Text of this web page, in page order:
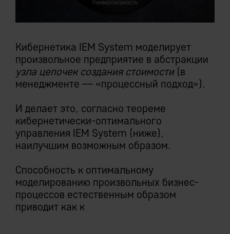
Кибернетика IEM System моделирует
произвольное предприятие в абстракции
узла цепочек создания стоимости(в
менеджменте — «процессный подход»).
И делает это, согласно теореме
кибернетически-оптимального
управления IEM System (ниже),
наилучшим возможным образом.
Способность к оптимальному
моделированию произвольных бизнес-
процессов естественным образом
приводит как к